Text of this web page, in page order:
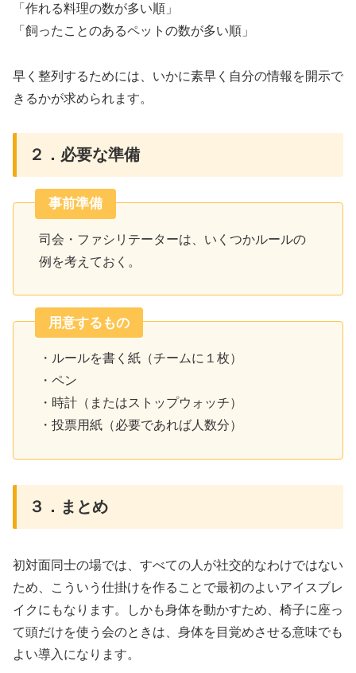
「作れる料理の数が多い順」
「飼ったことのあるペットの数が多い順」
早く整列するためには、いかに素早く自分の情報を開示で
きるかが求められます。
２．必要な準備
事前準備
司会・ファシリテーターは、いくつかルールの
例を考えておく。
用意するもの
・ルールを書く紙（チームに１枚）
・ペン
・時計（またはストップウォッチ）
・投票用紙（必要であれば人数分）
３．まとめ
初対面同士の場では、すべての人が社交的なわけではない
ため、こういう仕掛けを作ることで最初のよいアイスブレ
イクにもなります。しかも身体を動かすため、椅子に座っ
て頭だけを使う会のときは、身体を目覚めさせる意味でも
よい導入になります。